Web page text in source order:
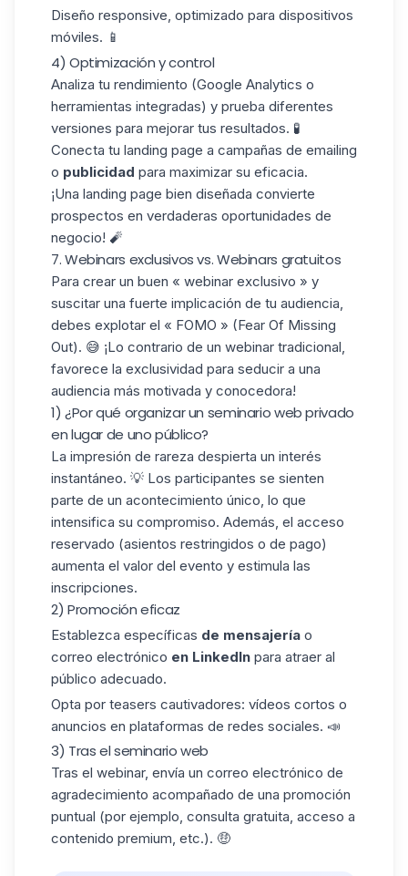
Diseño responsive, optimizado para dispositivos
móviles. 📱
4) Optimización y control
Analiza tu rendimiento (Google Analytics o
herramientas integradas) y prueba diferentes
versiones para mejorar tus resultados. 🧪
Conecta tu landing page a campañas de emailing
o publicidad para maximizar su eficacia.
¡Una landing page bien diseñada convierte
prospectos en verdaderas oportunidades de
negocio! 🧨
7. Webinars exclusivos vs. Webinars gratuitos
Para crear un buen « webinar exclusivo » y
suscitar una fuerte implicación de tu audiencia,
debes explotar el « FOMO » (Fear Of Missing
Out). 😅 ¡Lo contrario de un webinar tradicional,
favorece la exclusividad para seducir a una
audiencia más motivada y conocedora!
1) ¿Por qué organizar un seminario web privado
en lugar de uno público?
La impresión de rareza despierta un interés
instantáneo. 💡 Los participantes se sienten
parte de un acontecimiento único, lo que
intensifica su compromiso. Además, el acceso
reservado (asientos restringidos o de pago)
aumenta el valor del evento y estimula las
inscripciones.
2) Promoción eficaz
Establezca específicas de mensajería o
correo electrónico en LinkedIn para atraer al
público adecuado.
Opta por teasers cautivadores: vídeos cortos o
anuncios en plataformas de redes sociales. 📣
3) Tras el seminario web
Tras el webinar, envía un correo electrónico de
agradecimiento acompañado de una promoción
puntual (por ejemplo, consulta gratuita, acceso a
contenido premium, etc.). 🤑